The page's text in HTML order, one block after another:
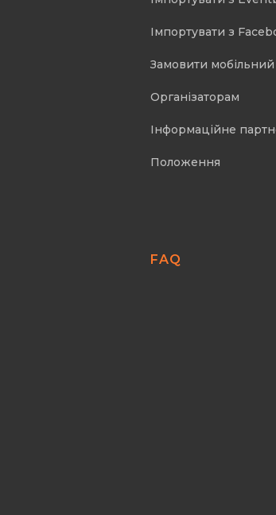
Імпортувати з
Замовити
Організаторам
Інформаційне
Положення
FAQ